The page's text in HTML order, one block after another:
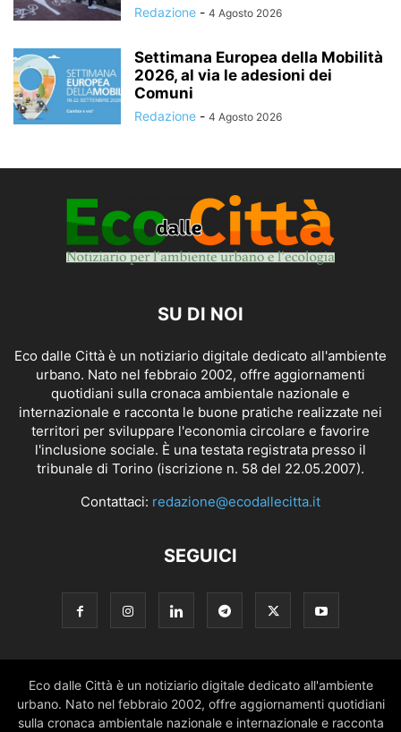
Redazione - 4 Agosto 2026
Settimana Europea della Mobilità
2026, al via le adesioni dei
Comuni
Redazione - 4 Agosto 2026
SU DI NOI
Eco dalle Città è un notiziario digitale dedicato all'ambiente
urbano. Nato nel febbraio 2002, offre aggiornamenti
quotidiani sulla cronaca ambientale nazionale e
internazionale e racconta le buone pratiche realizzate nei
territori per sviluppare l'economia circolare e favorire
l'inclusione sociale. È una testata registrata presso il
tribunale di Torino (iscrizione n. 58 del 22.05.2007).
Contattaci: redazione@ecodallecitta.it
SEGUICI
Eco dalle Città è un notiziario digitale dedicato all'ambiente
urbano. Nato nel febbraio 2002, offre aggiornamenti quotidiani
sulla cronaca ambientale nazionale e internazionale e racconta